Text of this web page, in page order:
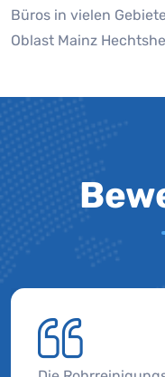
Büros in vielen
Oblast Mainz